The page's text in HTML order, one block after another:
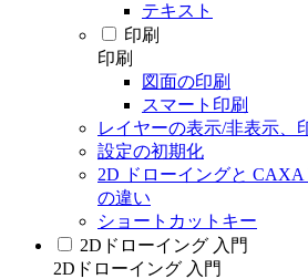
テキスト
印刷
印刷
図面の印刷
スマート印刷
レイヤーの表示/非表示、
設定の初期化
2D ドローイングと CAXA
の違い
ショートカットキー
2Dドローイング 入門
2Dドローイング 入門